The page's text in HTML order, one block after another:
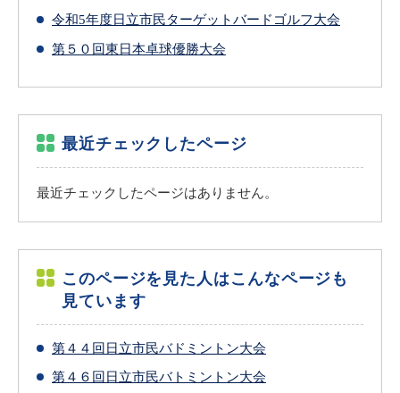
令和5年度日立市民ターゲットバードゴルフ大会
第５０回東日本卓球優勝大会
最近チェックしたページ
最近チェックしたページはありません。
このページを見た人はこんなページも
見ています
第４４回日立市民バドミントン大会
第４６回日立市民バトミントン大会